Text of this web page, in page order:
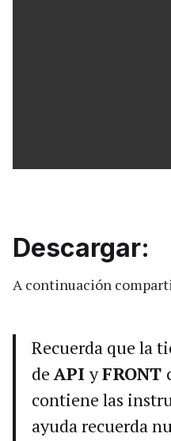
Descargar:
A continuación
Recuerda que la
deAPIyFRONT
contiene las
ayuda recuerda